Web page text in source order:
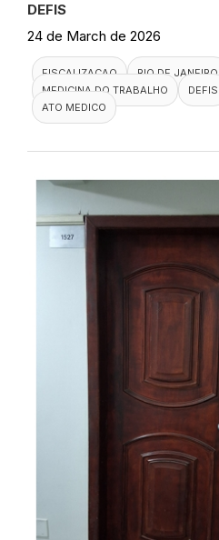
DEFIS
24 de March de 2026
FISCALIZACAO
RIO DE JANEIRO
MEDICINA DO TRABALHO
DEFIS
ATO MEDICO